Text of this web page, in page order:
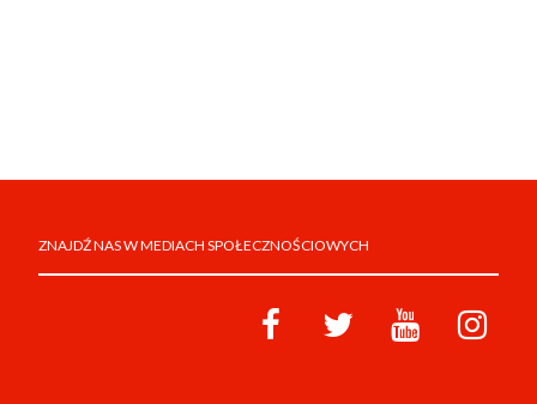
ZNAJDŹ NAS W MEDIACH SPOŁECZNOŚCIOWYCH